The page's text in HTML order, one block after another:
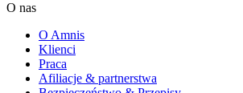
O nas
O Amnis
Klienci
Praca
Afiliacje & partnerstwa